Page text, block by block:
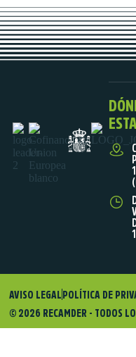
© 2026 RECAMDER - TODOS
AVISO LEGAL POLÍTICA DE